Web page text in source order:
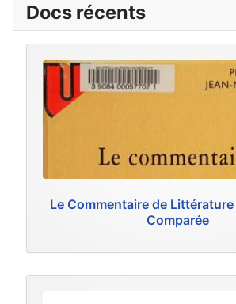
Docs récents
Le Commentaire de
Comparée